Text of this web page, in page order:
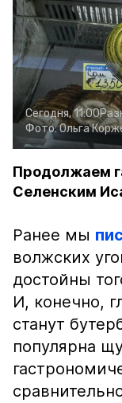
Сегодня, 11:00
Фото:Ольга
Продолжаем
Селенским
Ранее мы
волжских
достойны
И, конечно,
станут
популярна